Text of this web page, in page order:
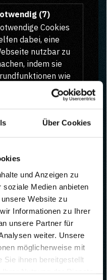
Über Cookies
und Anzeigen zu
soziale Medien anbieten
Website zu
Informationen zu Ihrer
unsere Partner für
weiter. Unsere
möglicherweise mit
Sie ihnen bereitgestellt
Nutzung der Dienste
(7)
Cookies
dabei, eine
nutzbar zu
indem sie
wie
und
auf sichere
der Webseite
Die
kann ohne
funktionieren.
Maximale
Cookie
verwendet,
und
zu
1 Tag